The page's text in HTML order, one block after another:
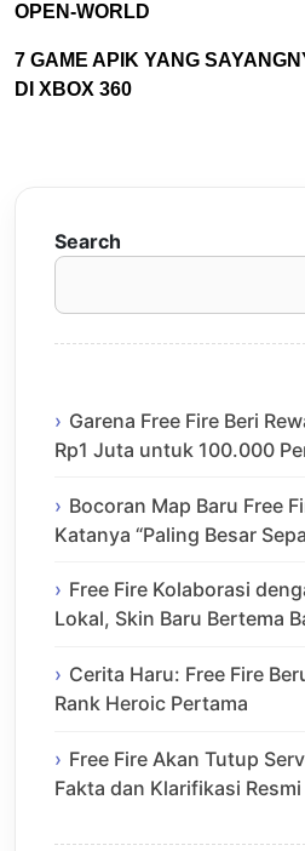
OPEN-WORLD
7 GAME APIK YANG
DI XBOX 360
Search
Garena Free Fire Beri
Rp1 Juta untuk 100.000
Bocoran Map Baru Free
Katanya “Paling Besar
Free Fire Kolaborasi
Lokal, Skin Baru Bertema
Cerita Haru: Free Fire
Rank Heroic Pertama
Free Fire Akan Tutup
Fakta dan Klarifikasi Resmi